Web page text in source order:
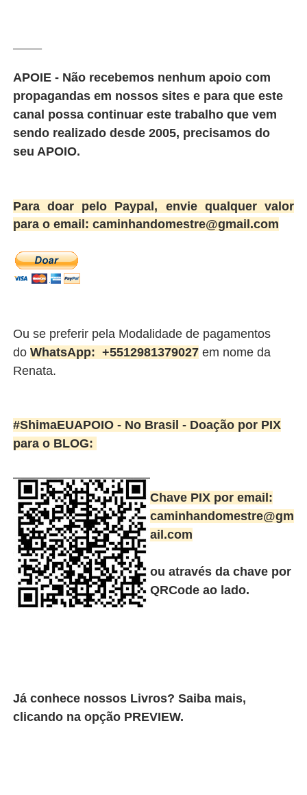
APOIE - Não recebemos nenhum apoio com
propagandas em nossos sites e para que este
canal possa continuar este trabalho que vem
sendo realizado desde 2005, precisamos do
seu APOIO.
Para doar pelo Paypal, envie qualquer valor
para o email: caminhandomestre@gmail.com
Ou se preferir pela Modalidade de pagamentos
do WhatsApp: +5512981379027em nome da
Renata.
#ShimaEUAPOIO - No Brasil - Doação por PIX
para o BLOG:
Chave PIX por email:
caminhandomestre@gm
ail.com
ou através da chave por
QRCode ao lado.
Já conhece nossos Livros? Saiba mais,
clicando na opção PREVIEW.